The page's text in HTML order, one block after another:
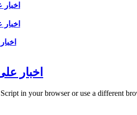
اخبار
اخبار
اخبار على
Script in your browser or use a different